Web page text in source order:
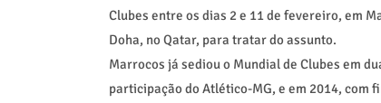
Clubes entre os dias 2 e 11 de fevereiro, em
Doha, no Qatar, para tratar do assunto.
Marrocos já sediou o Mundial de Clubes em
participação do Atlético-MG, e em 2014, com